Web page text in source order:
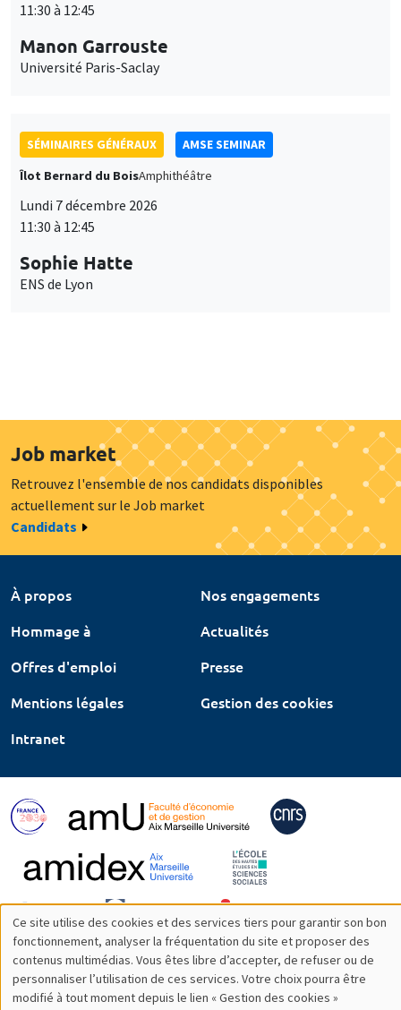
11:30 à 12:45
Manon Garrouste
Université Paris-Saclay
SÉMINAIRES GÉNÉRAUX
AMSE SEMINAR
Îlot Bernard du BoisAmphithéâtre
Lundi 7 décembre 2026
11:30 à 12:45
Sophie Hatte
ENS de Lyon
Job market
Retrouvez l'ensemble de nos candidats disponibles
actuellement sur le Job market
Candidats
À propos
Nos engagements
Hommage à
Actualités
Offres d'emploi
Presse
Mentions légales
Gestion des cookies
Intranet
Utilisation
des
Ce site utilise des cookies et des services tiers pour garantir son bon
fonctionnement, analyser la fréquentation du site et proposer des
contenus multimédias. Vous êtes libre d’accepter, de refuser ou de
personnaliser l’utilisation de ces services. Votre choix pourra être
modifié à tout moment depuis le lien « Gestion des cookies »